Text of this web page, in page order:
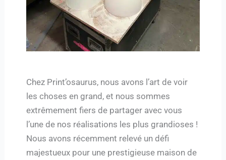
Chez Print’osaurus, nous avons l’art de voir
les choses en grand, et nous sommes
extrêmement fiers de partager avec vous
l’une de nos réalisations les plus grandioses !
Nous avons récemment relevé un défi
majestueux pour une prestigieuse maison de